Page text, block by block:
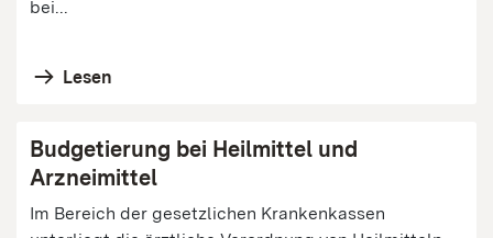
bei...
Lesen
Budgetierung bei Heilmittel und
Arzneimittel
Im Bereich der gesetzlichen Krankenkassen